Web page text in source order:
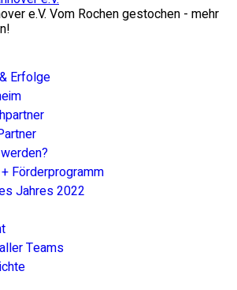
e.V. Vom Rochen gestochen - mehr
Erfolge
Förderprogramm
Jahres 2022
Teams